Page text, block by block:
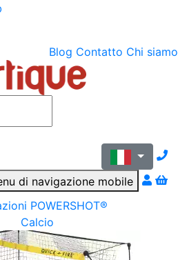
Blog Contatto Chi siamo
POWERSHOT®
Calcio